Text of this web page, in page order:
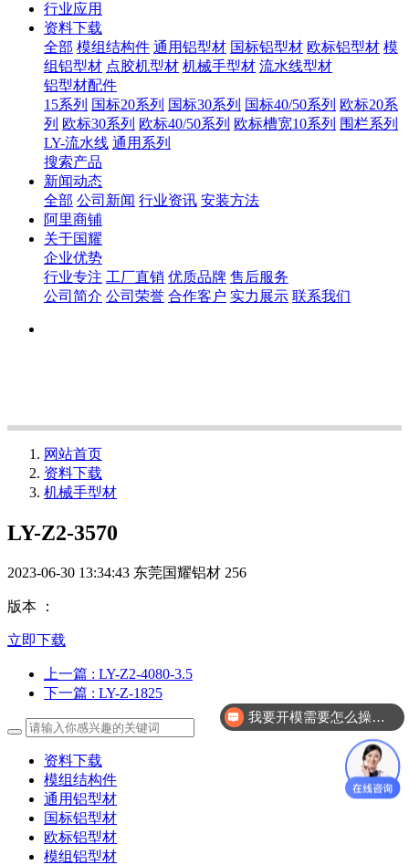
行业应用
资料下载
全部 模组结构件 通用铝型材 国标铝型材 欧标铝型材 模
组铝型材 点胶机型材 机械手型材 流水线型材
铝型材配件
15系列 国标20系列 国标30系列 国标40/50系列 欧标20系
列 欧标30系列 欧标40/50系列 欧标槽宽10系列 围栏系列
LY-流水线 通用系列
搜索产品
新闻动态
全部 公司新闻 行业资讯 安装方法
阿里商铺
关于国耀
企业优势
行业专注 工厂直销 优质品牌 售后服务
公司简介 公司荣誉 合作客户 实力展示 联系我们
网站首页
资料下载
机械手型材
LY-Z2-3570
2023-06-30 13:34:43 东莞国耀铝材 256
版本 ：
立即下载
上一篇 : LY-Z2-4080-3.5
下一篇 : LY-Z-1825
资料下载
模组结构件
通用铝型材
国标铝型材
欧标铝型材
模组铝型材
我要开模需要怎么操作？